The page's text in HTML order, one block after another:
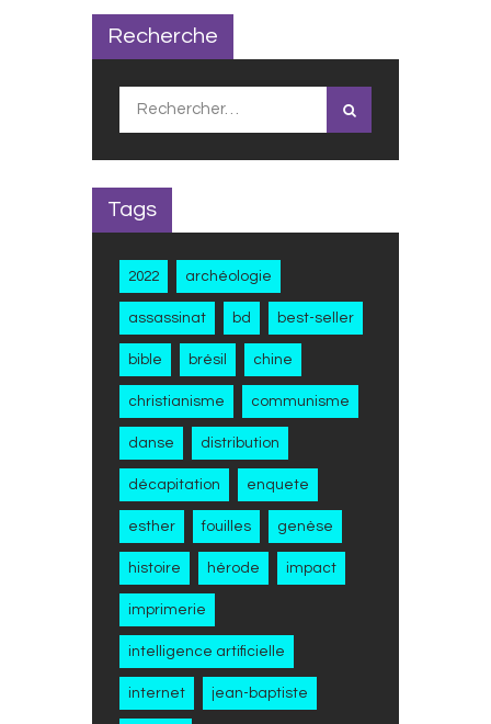
Recherche
Rechercher :
Tags
2022 archéologie
assassinat bd best-seller
bible brésil chine
christianisme communisme
danse distribution
décapitation enquete
esther fouilles genèse
histoire hérode impact
imprimerie
intelligence artificielle
internet jean-baptiste